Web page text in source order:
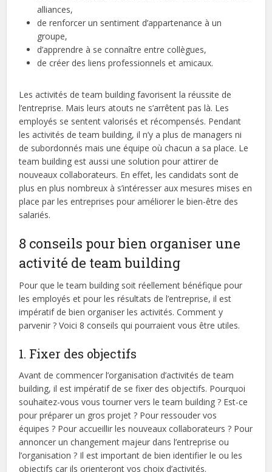
alliances,
de renforcer un sentiment d’appartenance à un
groupe,
d’apprendre à se connaître entre collègues,
de créer des liens professionnels et amicaux.
Les activités de team building favorisent la réussite de
l’entreprise. Mais leurs atouts ne s’arrêtent pas là. Les
employés se sentent valorisés et récompensés. Pendant
les activités de team building, il n’y a plus de managers ni
de subordonnés mais une équipe où chacun a sa place. Le
team building est aussi une solution pour attirer de
nouveaux collaborateurs. En effet, les candidats sont de
plus en plus nombreux à s’intéresser aux mesures mises en
place par les entreprises pour améliorer le bien-être des
salariés.
8 conseils pour bien organiser une
activité de team building
Pour que le team building soit réellement bénéfique pour
les employés et pour les résultats de l’entreprise, il est
impératif de bien organiser les activités. Comment y
parvenir ? Voici 8 conseils qui pourraient vous être utiles.
1. Fixer des objectifs
Avant de commencer l’organisation d’activités de team
building, il est impératif de se fixer des objectifs. Pourquoi
souhaitez-vous vous tourner vers le team building ? Est-ce
pour préparer un gros projet ? Pour ressouder vos
équipes ? Pour accueillir les nouveaux collaborateurs ? Pour
annoncer un changement majeur dans l’entreprise ou
l’organisation ? Il est important de bien identifier le ou les
objectifs car ils orienteront vos choix d’activités.